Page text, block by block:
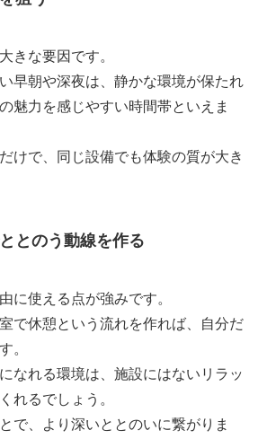
きな要因です。
早朝や深夜は、静かな環境が保たれ
魅力を感じやすい時間帯といえま
けで、同じ設備でも体験の質が大き
とのう動線を作る
に使える点が強みです。
休憩という流れを作れば、自分だ
。
なれる環境は、施設にはないリラッ
れるでしょう。
で、より深いととのいに繋がりま